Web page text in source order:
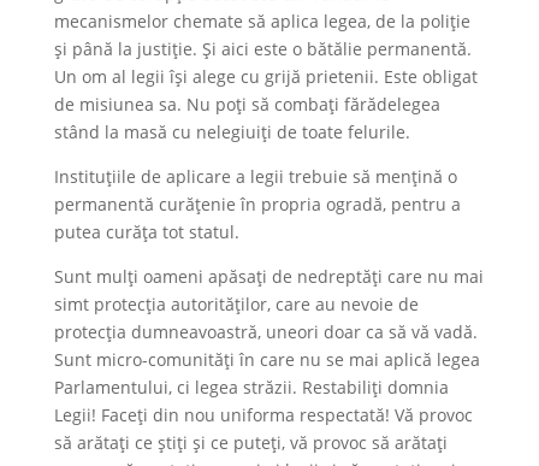
mecanismelor chemate să aplica legea, de la poliție
și până la justiție. Și aici este o bătălie permanentă.
Un om al legii își alege cu grijă prietenii. Este obligat
de misiunea sa. Nu poți să combați fărădelegea
stând la masă cu nelegiuiți de toate felurile.
Instituțiile de aplicare a legii trebuie să mențină o
permanentă curățenie în propria ogradă, pentru a
putea curăța tot statul.
Sunt mulți oameni apăsați de nedreptăți care nu mai
simt protecția autorităților, care au nevoie de
protecția dumneavoastră, uneori doar ca să vă vadă.
Sunt micro-comunități în care nu se mai aplică legea
Parlamentului, ci legea străzii. Restabiliți domnia
Legii! Faceți din nou uniforma respectată! Vă provoc
să arătați ce știți și ce puteți, vă provoc să arătați